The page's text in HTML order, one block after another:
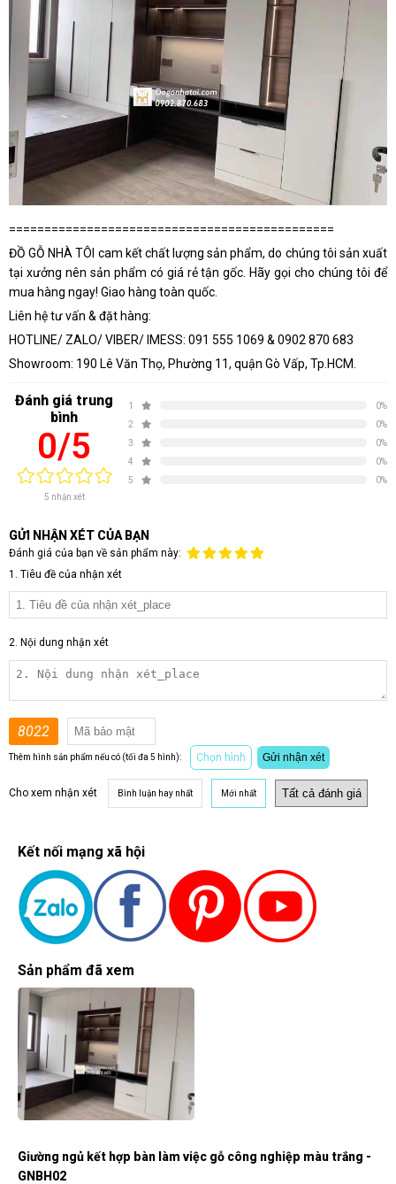
==============================================
ĐỒ GỖ NHÀ TÔI cam kết chất lượng sản phẩm, do chúng tôi sản xuất
tại xưởng nên sản phẩm có giá rẻ tận gốc. Hãy gọi cho chúng tôi để
mua hàng ngay! Giao hàng toàn quốc.
Liên hệ tư vấn & đặt hàng:
HOTLINE/ ZALO/ VIBER/ IMESS: 091 555 1069 & 0902 870 683
Showroom: 190 Lê Văn Thọ, Phường 11, quận Gò Vấp, Tp.HCM.
Đánh giá trung
bình
0/5
5 nhận xét
1
0%
2
0%
3
0%
4
0%
5
0%
GỬI NHẬN XÉT CỦA BẠN
Đánh giá của bạn về sản phẩm này:
1. Tiêu đề của nhận xét
2. Nội dung nhận xét
8022
Thêm hình sản phẩm nếu có (tối đa 5 hình): Chọn hình Gửi nhận xét
Cho xem nhận xét Bình luận hay nhất Mới nhất
Kết nối mạng xã hội
Sản phẩm đã xem
Giường ngủ kết hợp bàn làm việc gỗ công nghiệp màu trắng -
GNBH02